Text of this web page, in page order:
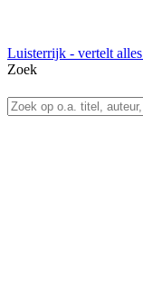
Luisterrijk - vertelt alles
Zoek